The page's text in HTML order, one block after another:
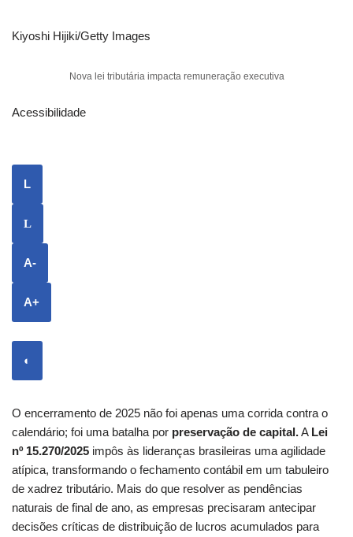
Kiyoshi Hijiki/Getty Images
Nova lei tributária impacta remuneração executiva
Acessibilidade
L
L
A-
A+
◐
O encerramento de 2025 não foi apenas uma corrida contra o
calendário; foi uma batalha por preservação de capital.A Lei
nº 15.270/2025 impôs às lideranças brasileiras uma agilidade
atípica, transformando o fechamento contábil em um tabuleiro
de xadrez tributário. Mais do que resolver as pendências
naturais de final de ano, as empresas precisaram antecipar
decisões críticas de distribuição de lucros acumulados para